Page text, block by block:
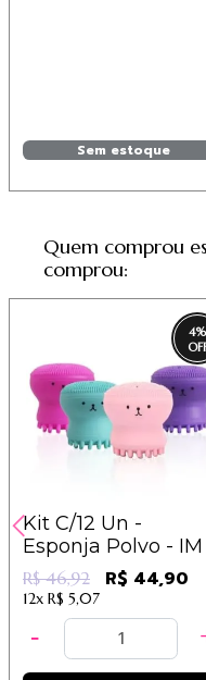
Sem estoque
Quem comprou
comprou:
4%
Kit C/12 Un -
Esponja Polvo - IM
R$ 46,92 R$ 44,90
12x R$ 5,07